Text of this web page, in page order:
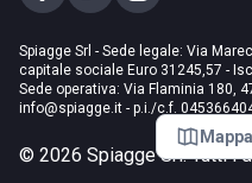
Mappa
Spiagge Srl - Sede legale: Via
capitale sociale Euro 31245,57 -
Sede operativa: Via Flaminia 180,
info@spiagge.it - p.i./c.f.
© 2026 Spiagge Srl. Tutti i